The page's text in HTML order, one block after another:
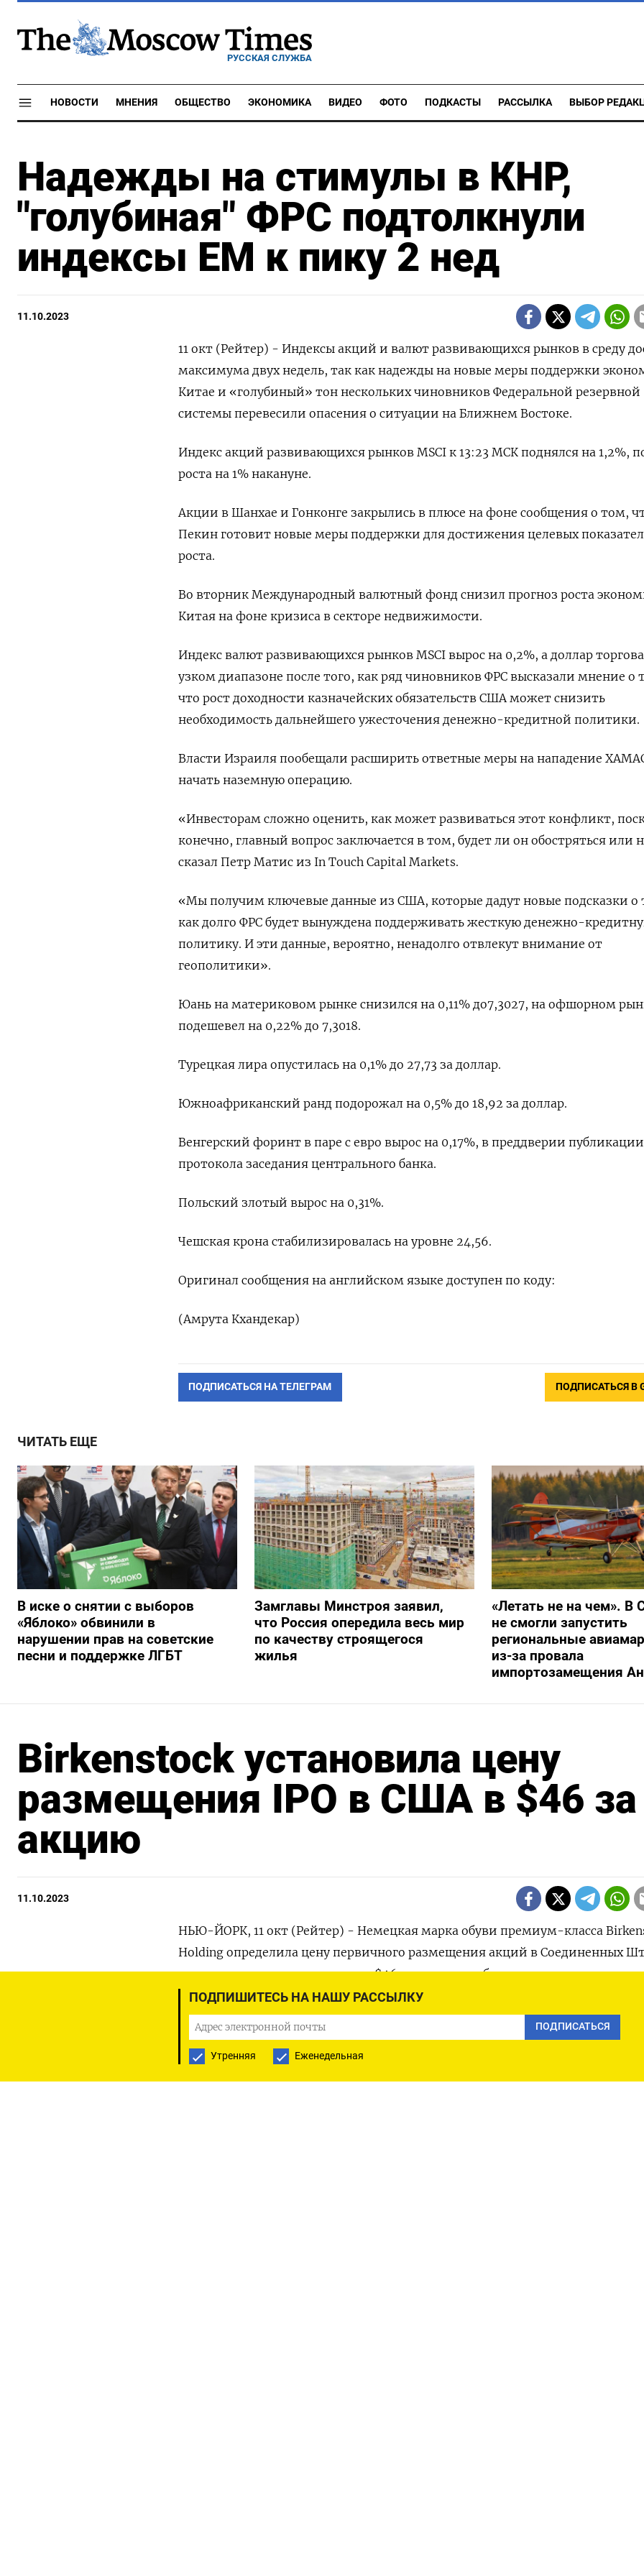
РУССКАЯ СЛУЖБА
НОВОСТИ МНЕНИЯ ОБЩЕСТВО ЭКОНОМИКА ВИДЕО ФОТО ПОДКАСТЫ РАССЫЛКА ВЫБОР
Надежды на стимулы в КНР,
"голубиная" ФРС подтолкнули
индексы ЕМ к пику 2 нед
11.10.2023
11 окт (Рейтер) - Индексы акций и валют развивающихся рынков в среду
максимума двух недель, так как надежды на новые меры поддержки
Китае и «голубиный» тон нескольких чиновников Федеральной резервной
системы перевесили опасения о ситуации на Ближнем Востоке.
Индекс акций развивающихся рынков MSCI к 13:23 МСК поднялся на 1,2%,
роста на 1% накануне.
Акции в Шанхае и Гонконге закрылись в плюсе на фоне сообщения о том,
Пекин готовит новые меры поддержки для достижения целевых
роста.
Во вторник Международный валютный фонд снизил прогноз роста
Китая на фоне кризиса в секторе недвижимости.
Индекс валют развивающихся рынков MSCI вырос на 0,2%, а доллар
узком диапазоне после того, как ряд чиновников ФРС высказали мнение о
что рост доходности казначейских обязательств США может снизить
необходимость дальнейшего ужесточения денежно-кредитной политики.
Власти Израиля пообещали расширить ответные меры на нападение
начать наземную операцию.
«Инвесторам сложно оценить, как может развиваться этот конфликт,
конечно, главный вопрос заключается в том, будет ли он обостряться или
сказал Петр Матис из In Touch Capital Markets.
«Мы получим ключевые данные из США, которые дадут новые подсказки о
как долго ФРС будет вынуждена поддерживать жесткую денежно-
политику. И эти данные, вероятно, ненадолго отвлекут внимание от
геополитики».
Юань на материковом рынке снизился на 0,11% до​ 7,3027, на офшорном
подешевел на 0,22% до 7,3018.
Турецкая лира опустилась на 0,1% до 27,73 за доллар.
Южноафриканский ранд подорожал на 0,5% до 18,92 за доллар.
Венгерский форинт в паре с евро вырос на 0,17%, в преддверии публикации
протокола заседания центрального банка.
Польский злотый вырос на 0,31%.
Чешская крона стабилизировалась на уровне 24,56.
Оригинал сообщения на английском языке доступен по коду:
(Амрута Кхандекар)
ПОДПИСАТЬСЯ НА ТЕЛЕГРАМ ПОДПИСАТЬСЯ В
ЧИТАТЬ ЕЩЕ
В иске о снятии с выборов
«Яблоко» обвинили в
нарушении прав на советские
песни и поддержке ЛГБТ
Замглавы Минстроя заявил,
что Россия опередила весь мир
по качеству строящегося
жилья
«Летать не на чем». В
не смогли запустить
региональные
из-за провала
импортозамещения
ПОДПИШИТЕСЬ НА НАШУ РАССЫЛКУ
ПОДПИСАТЬСЯ
Утренняя Еженедельная
Birkenstock установила цену
размещения IPO в США в $46 за
акцию
11.10.2023
НЬЮ-ЙОРК, 11 окт (Рейтер) - Немецкая марка обуви премиум-класса
Holding определила цену первичного размещения акций в Соединенных
середине ценового диапазона в $46 за акцию, сообщила компания во
Birkenstock и ее андеррайтеры предпочли дать консервативную оценку
волатильности рынка, вопреки спросу, достаточному для продажи акций
верхней границе диапазона $44 - $49, сообщили источники, знакомые с